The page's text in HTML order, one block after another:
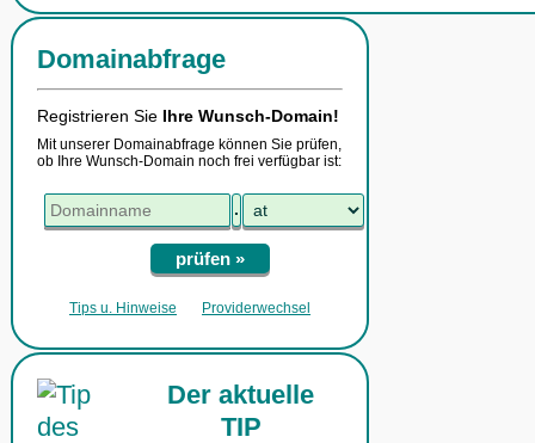
Domainabfrage
Registrieren Sie Ihre Wunsch-Domain!
Mit unserer Domainabfrage können Sie prüfen,
ob Ihre Wunsch-Domain noch frei verfügbar ist:
.
prüfen »
Tips u. Hinweise Providerwechsel
Der aktuelle
TIP